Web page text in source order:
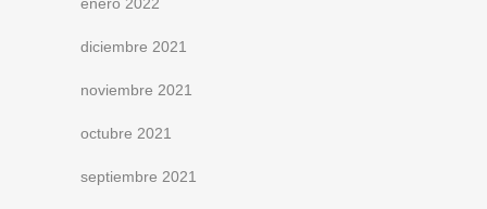
diciembre 2021
noviembre 2021
octubre 2021
septiembre 2021